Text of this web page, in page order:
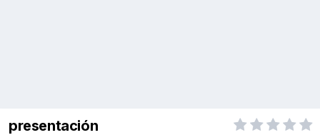
presentación